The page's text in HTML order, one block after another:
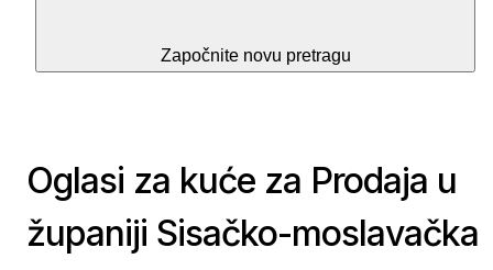
Započnite novu pretragu
Oglasi za kuće za Prodaja u
županiji Sisačko-moslavačka